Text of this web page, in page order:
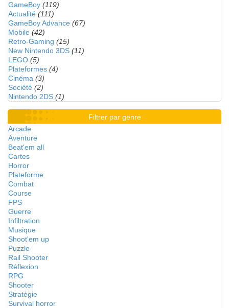
GameBoy (119)
Actualité (111)
GameBoy Advance (67)
Mobile (42)
Retro-Gaming (15)
New Nintendo 3DS (11)
LEGO (5)
Plateformes (4)
Cinéma (3)
Société (2)
Nintendo 2DS (1)
Filtrer par genre
Arcade
Aventure
Beat'em all
Cartes
Horror
Plateforme
Combat
Course
FPS
Guerre
Infiltration
Musique
Shoot'em up
Puzzle
Rail Shooter
Réflexion
RPG
Shooter
Stratégie
Survival horror